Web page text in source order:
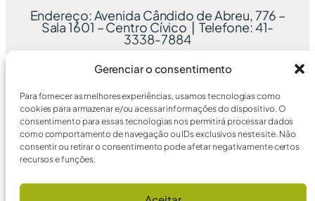
Gerenciar o consentimento
Para fornecer as melhores experiências, usamos tecnologias como
cookies para armazenar e/ou acessar informações do dispositivo. O
consentimento para essas tecnologias nos permitirá processar dados
como comportamento de navegação ou IDs exclusivos neste site. Não
consentir ou retirar o consentimento pode afetar negativamente certos
recursos e funções.
Endereço: Avenida Cândido de Abreu, 776 –
Sala 1601 – Centro Cívico | Telefone: 41-
3338-7884